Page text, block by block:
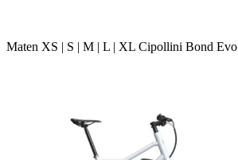
Maten XS | S | M | L | XL Cipollini Bond Evo